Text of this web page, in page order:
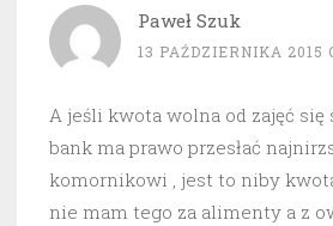
Paweł Szuk
13 PAŹDZIERNIKA 2015
A jeśli kwota wolna od zajęć się
bank ma prawo przesłać
komornikowi , jest to niby
nie mam tego za alimenty a z